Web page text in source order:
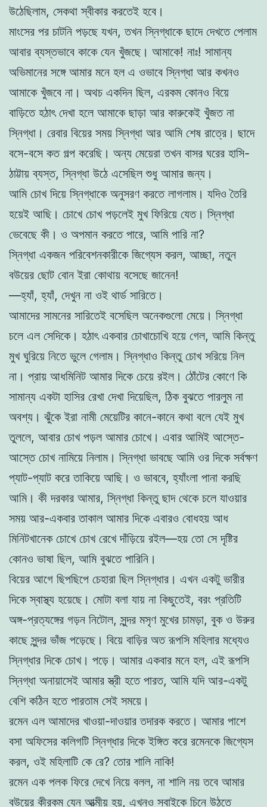
উঠেছিলাম, সেকথা স্বীকার করতেই হবে।
মাংসের পর চাটনি পড়ছে যখন, তখন স্নিগ্ধাকে ছাদে দেখতে পেলাম
আবার ব্যস্তভাবে কাকে যেন খুঁজছে। আমাকে! নাঃ! সামান্য
অভিমানের সঙ্গে আমার মনে হল এ ওভাবে স্নিগ্ধা আর কখনও
আমাকে খুঁজবে না। অথচ একদিন ছিল, এরকম কোনও বিয়ে
বাড়িতে হঠাৎ দেখা হলে আমাকে ছাড়া আর কারুকেই খুঁজত না
স্নিগ্ধা। রেবার বিয়ের সময় স্নিগ্ধা আর আমি শেষ রাত্রে। ছাদে
বসে-বসে কত গল্প করেছি। অন্য মেয়েরা তখন বাসর ঘরের হাসি-
ঠাট্টায় ব্যস্ত, স্নিগ্ধা উঠে এসেছিল শুধু আমার জন্য।
আমি চোখ দিয়ে স্নিগ্ধাকে অনুসরণ করতে লাগলাম। যদিও তৈরি
হয়েই আছি। চোখে চোখ পড়লেই মুখ ফিরিয়ে যেত। স্নিগ্ধা
ভেবেছে কী। ও অপমান করতে পারে, আমি পারি না?
স্নিগ্ধা একজন পরিবেশনকারীকে জিগ্যেস করল, আচ্ছা, নতুন
বউয়ের ছোট বোন ইরা কোথায় বসেছে জানেন!
—হ্যাঁ, হ্যাঁ, দেখুন না ওই থার্ড সারিতে।
আমাদের সামনের সারিতেই বসেছিল অনেকগুলো মেয়ে। স্নিগ্ধা
চলে এল সেদিকে। হঠাৎ একবার চোখাচোখি হয়ে গেল, আমি কিন্তু
মুখ ঘুরিয়ে নিতে ভুলে গেলাম। স্নিগ্ধাও কিন্তু চোখ সরিয়ে নিল
না। প্রায় আধমিনিট আমার দিকে চেয়ে রইল। ঠোঁটের কোণে কি
সামান্য একটা হাসির রেখা দেখা দিয়েছিল, ঠিক বুঝতে পারলুম না
অবশ্য। ঝুঁকে ইরা নামী মেয়েটির কানে-কানে কথা বলে যেই মুখ
তুললে, আবার চোখ পড়ল আমার চোখে। এবার আমিই আস্তে-
আস্তে চোখ নামিয়ে নিলাম। স্নিগ্ধা ভাবছে আমি ওর দিকে সর্বক্ষণ
প্যাট-প্যাট করে তাকিয়ে আছি। ও ভাববে, হ্যাঁংলা পানা করছি
আমি। কী দরকার আমার, স্নিগ্ধা কিন্তু ছাদ থেকে চলে যাওয়ার
সময় আর-একবার তাকাল আমার দিকে এবারও বোধহয় আধ
মিনিটখানেক চোখে চোখ রেখে দাঁড়িয়ে রইল—হয় তো সে দৃষ্টির
কোনও ভাষা ছিল, আমি বুঝতে পারিনি।
বিয়ের আগে ছিপছিপে চেহারা ছিল স্নিগ্ধার। এখন একটু ভারীর
দিকে স্বাস্থ্য হয়েছে। মোটা বলা যায় না কিছুতেই, বরং প্রতিটি
অঙ্গ-প্রত্যঙ্গের গড়ন নিটোল, সুন্দর মসৃণ মুখের চামড়া, বুক ও উরুর
কাছে সুন্দর ভাঁজ পড়েছে। বিয়ে বাড়ির অত রূপসি মহিলার মধ্যেও
স্নিগ্ধার দিকে চোখ। পড়ে। আমার একবার মনে হল, এই রূপসি
স্নিগ্ধা অনায়াসেই আমার স্ত্রী হতে পারত, আমি যদি আর-একটু
বেশি কঠিন হতে পারতাম সেই সময়ে।
রমেন এল আমাদের খাওয়া-দাওয়ার তদারক করতে। আমার পাশে
বসা অফিসের কলিগটি স্নিগ্ধার দিকে ইঙ্গিত করে রমেনকে জিগ্যেস
করল, ওই মহিলাটি কে রে? তোর শালি নাকি!
রমেন এক পলক ফিরে দেখে নিয়ে বলল, না শালি নয় তবে আমার
বউয়ের কীরকম যেন আত্মীয় হয়, এখনও সবাইকে চিনে উঠতে